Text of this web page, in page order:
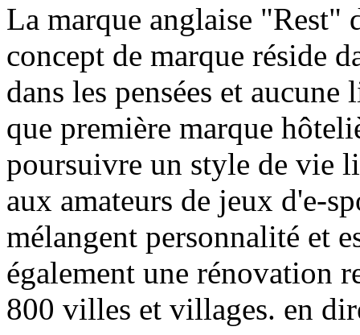
La marque anglaise "Rest"
concept de marque réside
dans les pensées et
que première marque
poursuivre un style de vie
aux amateurs de jeux d'e-
mélangent personnalité et
également une rénovation
800 villes et villages. en